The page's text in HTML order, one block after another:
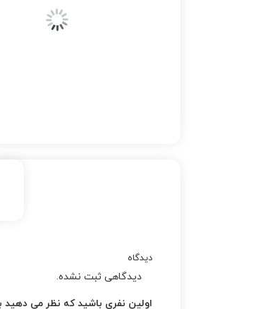
دیدگاه
دیدگاهی ثبت نشده.
اولین نفری باشید که نظر می دهید